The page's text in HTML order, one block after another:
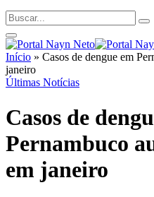
Início » Casos de dengue em
janeiro
Últimas Notícias
Casos de
Pernambuco
em janeiro